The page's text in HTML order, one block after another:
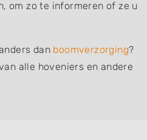
om zo te informeren of ze u
dan boomverzorging?
alle hoveniers en andere